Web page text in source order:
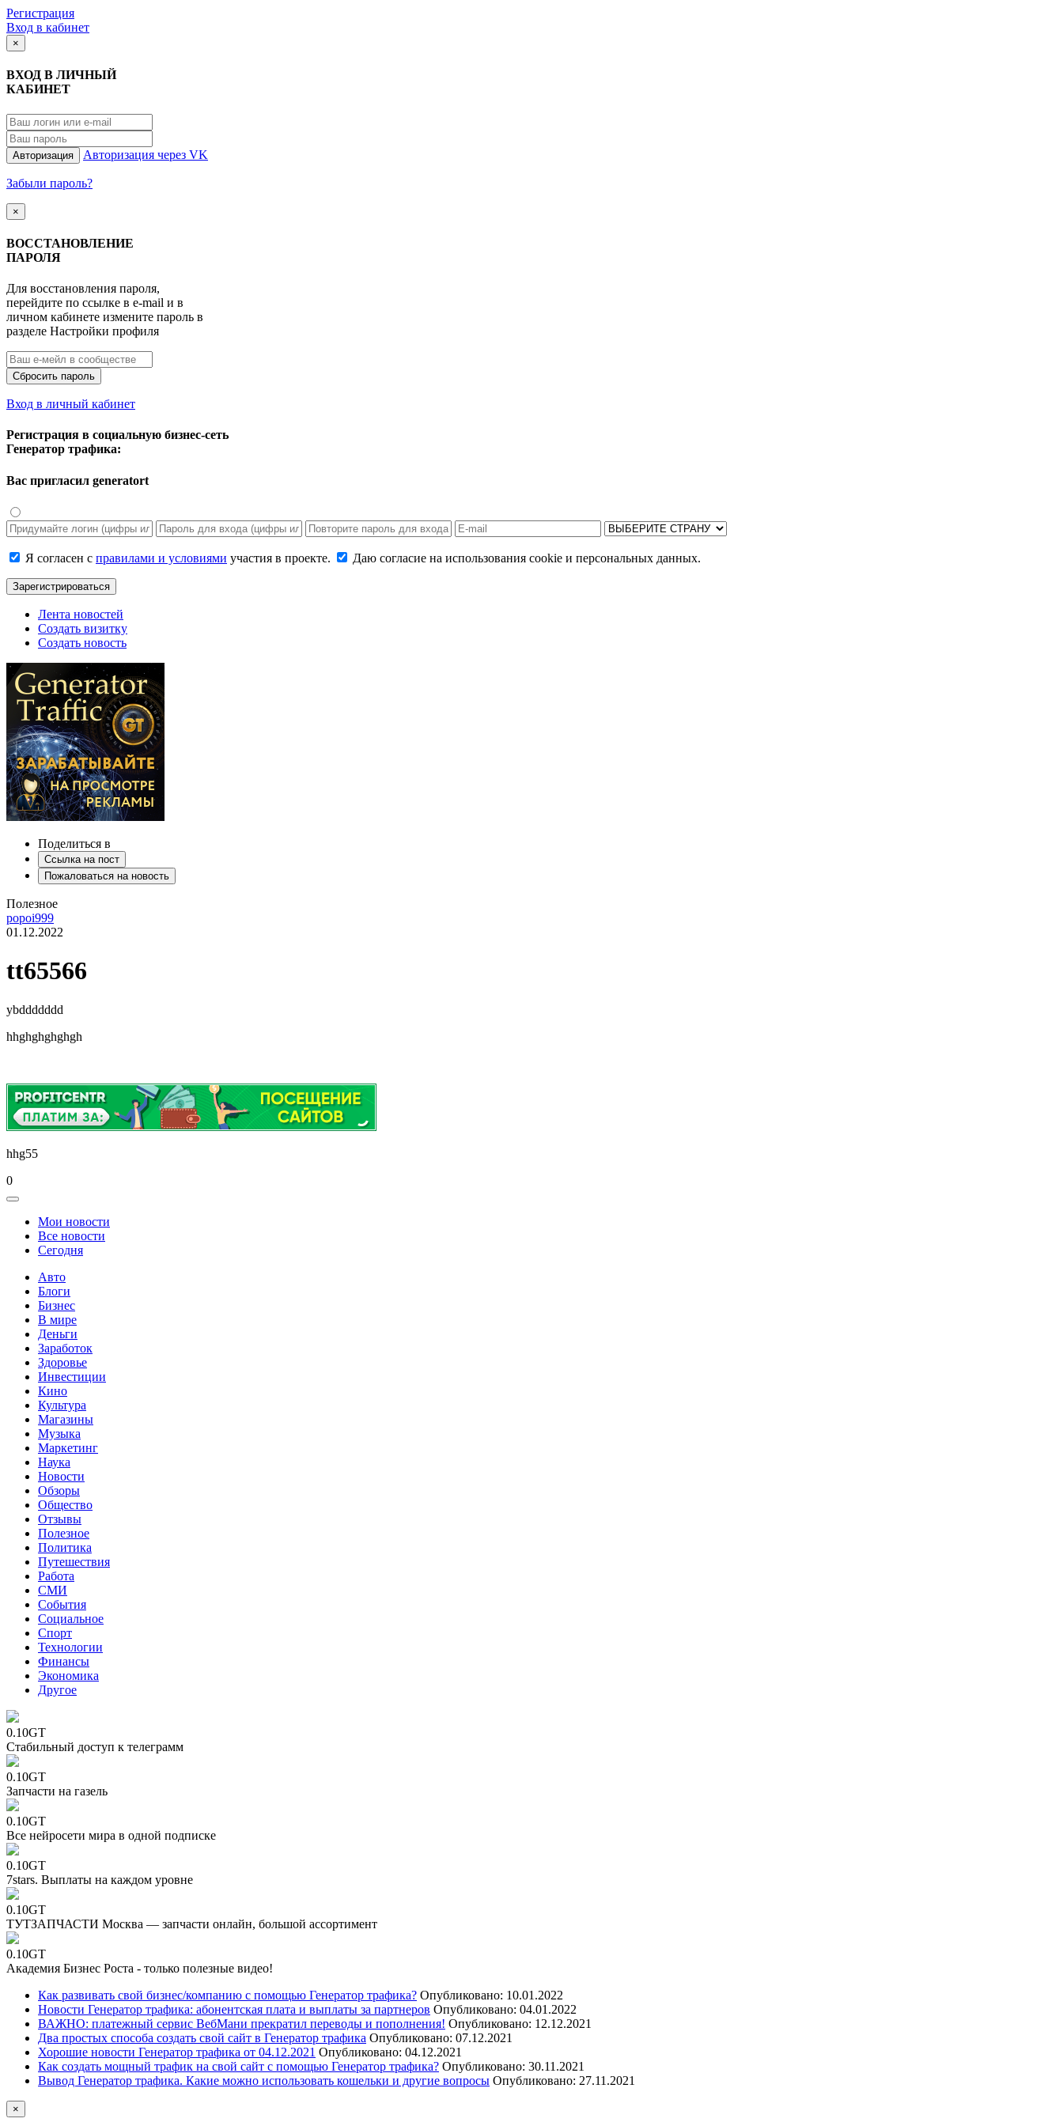
Регистрация
Вход в кабинет
×
ВХОД В ЛИЧНЫЙ
КАБИНЕТ
Авторизация Авторизация через VK
Забыли пароль?
×
ВОССТАНОВЛЕНИЕ
ПАРОЛЯ
Для восстановления пароля,
перейдите по ссылке в e-mail и в
личном кабинете измените пароль в
разделе Настройки профиля
Сбросить пароль
Вход в личный кабинет
Регистрация в социальную бизнес-сеть
Генератор трафика:
Вас пригласил generatort
Я согласен с правилами и условиями участия в проекте. Даю согласие на использования cookie и персональных данных.
Зарегистрироваться
Лента новостей
Создать визитку
Создать новость
Поделиться в
Ссылка на пост
Пожаловаться на новость
Полезное
popoi999
01.12.2022
tt65566
ybddddddd
hhghghghghgh
hhg55
0
Мои новости
Все новости
Сегодня
Авто
Блоги
Бизнес
В мире
Деньги
Заработок
Здоровье
Инвестиции
Кино
Культура
Магазины
Музыка
Маркетинг
Наука
Новости
Обзоры
Общество
Отзывы
Полезное
Политика
Путешествия
Работа
СМИ
События
Социальное
Спорт
Технологии
Финансы
Экономика
Другое
0.10GT
Стабильный доступ к телеграмм
0.10GT
Запчасти на газель
0.10GT
Все нейросети мира в одной подписке
0.10GT
7stars. Выплаты на каждом уровне
0.10GT
ТУТЗАПЧАСТИ Москва — запчасти онлайн, большой ассортимент
0.10GT
Академия Бизнес Роста - только полезные видео!
Как развивать свой бизнес/компанию с помощью Генератор трафика? Опубликовано: 10.01.2022
Новости Генератор трафика: абонентская плата и выплаты за партнеров Опубликовано: 04.01.2022
ВАЖНО: платежный сервис ВебМани прекратил переводы и пополнения! Опубликовано: 12.12.2021
Два простых способа создать свой сайт в Генератор трафика Опубликовано: 07.12.2021
Хорошие новости Генератор трафика от 04.12.2021 Опубликовано: 04.12.2021
Как создать мощный трафик на свой сайт с помощью Генератор трафика? Опубликовано: 30.11.2021
Вывод Генератор трафика. Какие можно использовать кошельки и другие вопросы Опубликовано: 27.11.2021
×